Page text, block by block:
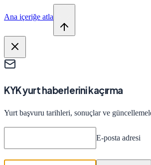
Ana içeriğe atla
KYK yurt haberlerini kaçırma
Yurt başvuru tarihleri, sonuçlar ve
E-posta adresi